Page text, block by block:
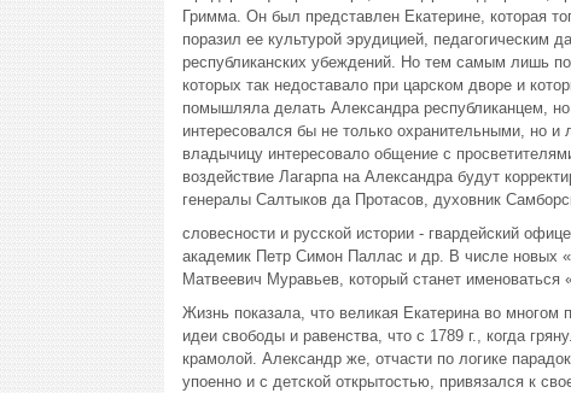
Гримма. Он был представлен Екатерине, которая
поразил ее культурой эрудицией, педагогическим
республиканских убеждений. Но тем самым лишь
которых так недоставало при царском дворе и
помышляла делать Александра республиканцем,
интересовался бы не только охранительными, но
владычицу интересовало общение с
воздействие Лагарпа на Александра будут
генералы Салтыков да Протасов, духовник
словесности и русской истории - гвардейский
академик Петр Симон Паллас и др. В числе новых
Матвеевич Муравьев, который станет
Жизнь показала, что великая Екатерина во многом
идеи свободы и равенства, что с 1789 г., когда
крамолой. Александр же, отчасти по логике
упоенно и с детской открытостью, привязался к